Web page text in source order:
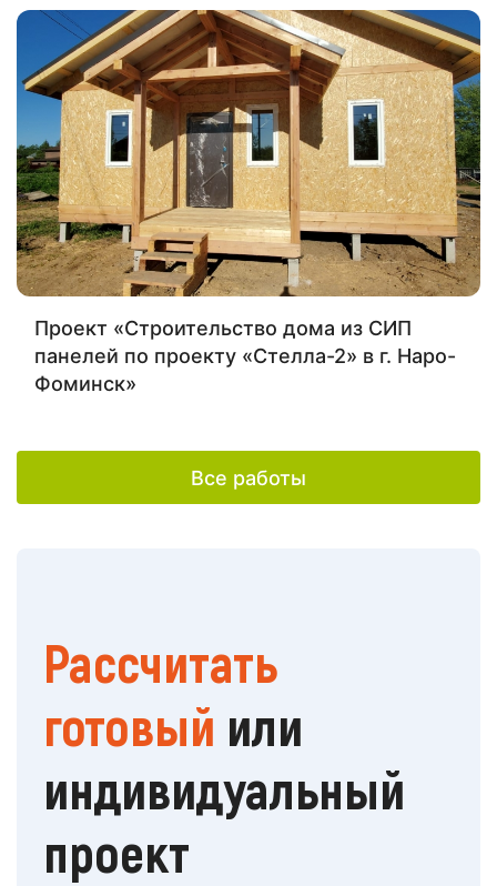
Проект «Строительство дома из СИП
панелей по проекту «Стелла-2» в г. Наро-
Фоминск»
Все работы
Рассчитать
готовый или
индивидуальный
проект